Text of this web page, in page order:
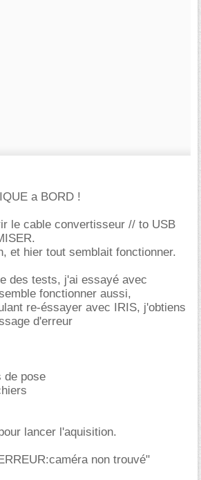
a BORD !
le cable convertisseur // to USB
et hier tout semblait fonctionner.
des tests, j'ai essayé avec
fonctionner aussi,
re-éssayer avec IRIS, j'obtiens
d'erreur
de pose
lancer l'aquisition.
non trouvé"